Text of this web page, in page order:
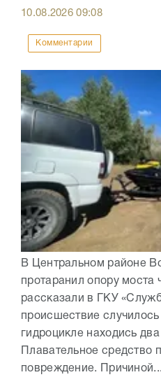
10.08.202609:08
Комментарии
В Центральном районе
протаранил опору моста
рассказали в ГКУ
происшествие
гидроцикле находись
Плавательное средство
повреждение. Причиной...